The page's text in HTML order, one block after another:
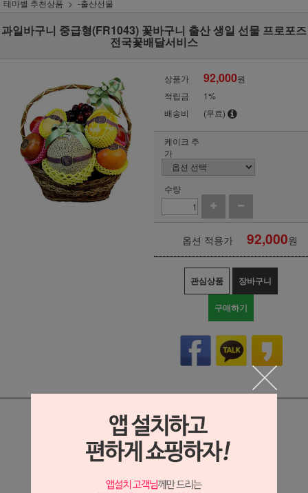
테마별 추천상품 -출산선물
과일바구니 중급형(FR1043) 꽃바구니 출산 생일 선물 프로포즈
전국꽃배달서비스
상품가 92,000원
적립금
1%
배송비
(무료)
케이크 추
가
수량
옵션 적용가 92,000원
관심상품 장바구니
구매하기
상세정보 새창 열기